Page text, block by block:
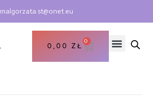
malgorzata.st@onet.eu
0,00 ZŁ
0